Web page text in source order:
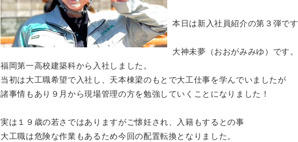
本日は新入社員紹介の第３弾です
大神未夢（おおがみみゆ）です。
福岡第一高校建築科から入社しました。
当初は大工職希望で入社し、天本棟梁のもとで大工仕事を学んでいましたが
諸事情もあり９月から現場管理の方を勉強していくことになりました！
実は１９歳の若さではありますがご懐妊され、入籍もするとの事
大工職は危険な作業もあるため今回の配置転換となりました。